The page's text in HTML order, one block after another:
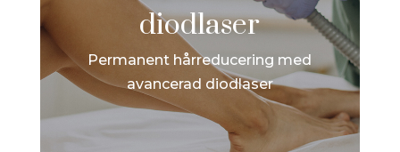
diodlaser
Permanent hårreducering med
avancerad diodlaser